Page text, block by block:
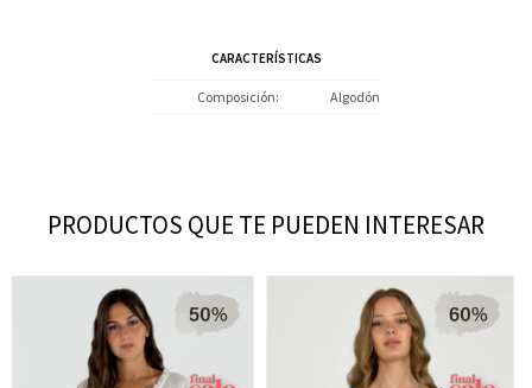
CARACTERÍSTICAS
Composición Algodón
PRODUCTOS QUE TE PUEDEN INTERESAR